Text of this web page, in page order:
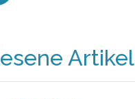
Artikel